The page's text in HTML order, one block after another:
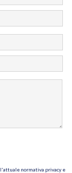
normativa privacy e